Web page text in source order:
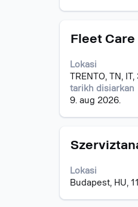
penuh
maklumat
Jawatan
Fleet
Lokasi
TRENTO, TN, IT,
tarikh disiarkan
9. aug 2026.
Pilih
bar
ruang
untuk
melihat
kandungan
penuh
maklumat
Jawatan
Lokasi
Budapest, HU,
Pilih
bar
ruang
untuk
melihat